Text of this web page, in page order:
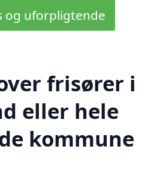
og uforpligtende
frisører i
eller hele
kommune